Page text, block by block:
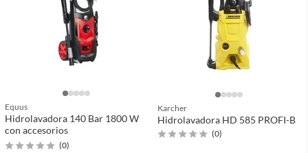
Equus
Hidrolavadora 140 Bar 1800 W
con accesorios
(0)
Karcher
Hidrolavadora HD 585 PROFI-B
(0)